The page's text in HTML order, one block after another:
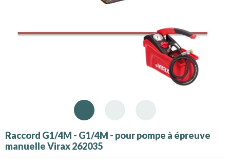
Raccord G1/4M - G1/4M - pour pompe à épreuve
manuelle Virax 262035